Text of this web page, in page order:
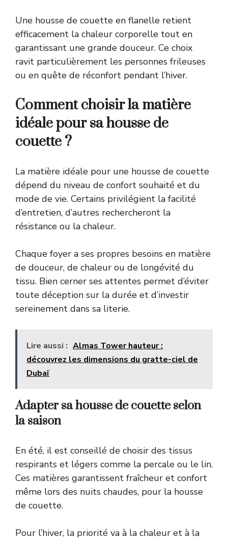
Une housse de couette en flanelle retient
efficacement la chaleur corporelle tout en
garantissant une grande douceur. Ce choix
ravit particulièrement les personnes frileuses
ou en quête de réconfort pendant l’hiver.
Comment choisir la matière
idéale pour sa housse de
couette ?
La matière idéale pour une housse de couette
dépend du niveau de confort souhaité et du
mode de vie. Certains privilégient la facilité
d’entretien, d’autres rechercheront la
résistance ou la chaleur.
Chaque foyer a ses propres besoins en matière
de douceur, de chaleur ou de longévité du
tissu. Bien cerner ses attentes permet d’éviter
toute déception sur la durée et d’investir
sereinement dans sa literie.
Lire aussi : Almas Tower hauteur :
découvrez les dimensions du gratte-ciel de
Dubaï
Adapter sa housse de couette selon
la saison
En été, il est conseillé de choisir des tissus
respirants et légers comme la percale ou le lin.
Ces matières garantissent fraîcheur et confort
même lors des nuits chaudes, pour la housse
de couette.
Pour l’hiver, la priorité va à la chaleur et à la